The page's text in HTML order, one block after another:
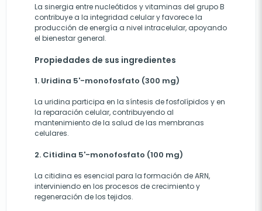
La sinergia entre nucleótidos y vitaminas del grupo B
contribuye a la integridad celular y favorece la
producción de energía a nivel intracelular, apoyando
el bienestar general.
Propiedades de sus ingredientes
1. Uridina 5'-monofosfato (300 mg)
La uridina participa en la síntesis de fosfolípidos y en
la reparación celular, contribuyendo al
mantenimiento de la salud de las membranas
celulares.
2. Citidina 5'-monofosfato (100 mg)
La citidina es esencial para la formación de ARN,
interviniendo en los procesos de crecimiento y
regeneración de los tejidos.